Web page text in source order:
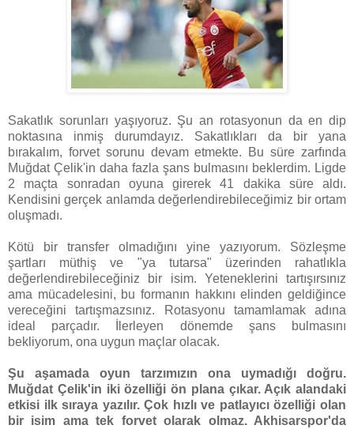
Sakatlık sorunları yaşıyoruz. Şu an rotasyonun da en dip
noktasına inmiş durumdayız. Sakatlıkları da bir yana
bırakalım, forvet sorunu devam etmekte. Bu süre zarfında
Muğdat Çelik'in daha fazla şans bulmasını beklerdim. Ligde
2 maçta sonradan oyuna girerek 41 dakika süre aldı.
Kendisini gerçek anlamda değerlendirebileceğimiz bir ortam
oluşmadı.
Kötü bir transfer olmadığını yine yazıyorum. Sözleşme
şartları müthiş ve "ya tutarsa" üzerinden rahatlıkla
değerlendirebileceğiniz bir isim. Yeteneklerini tartışırsınız
ama mücadelesini, bu formanın hakkını elinden geldiğince
vereceğini tartışmazsınız. Rotasyonu tamamlamak adına
ideal parçadır. İlerleyen dönemde şans bulmasını
bekliyorum, ona uygun maçlar olacak.
Şu aşamada oyun tarzımızın ona uymadığı doğru.
Muğdat Çelik'in iki özelliği ön plana çıkar. Açık alandaki
etkisi ilk sıraya yazılır. Çok hızlı ve patlayıcı özelliği olan
bir isim ama tek forvet olarak olmaz. Akhisarspor'da